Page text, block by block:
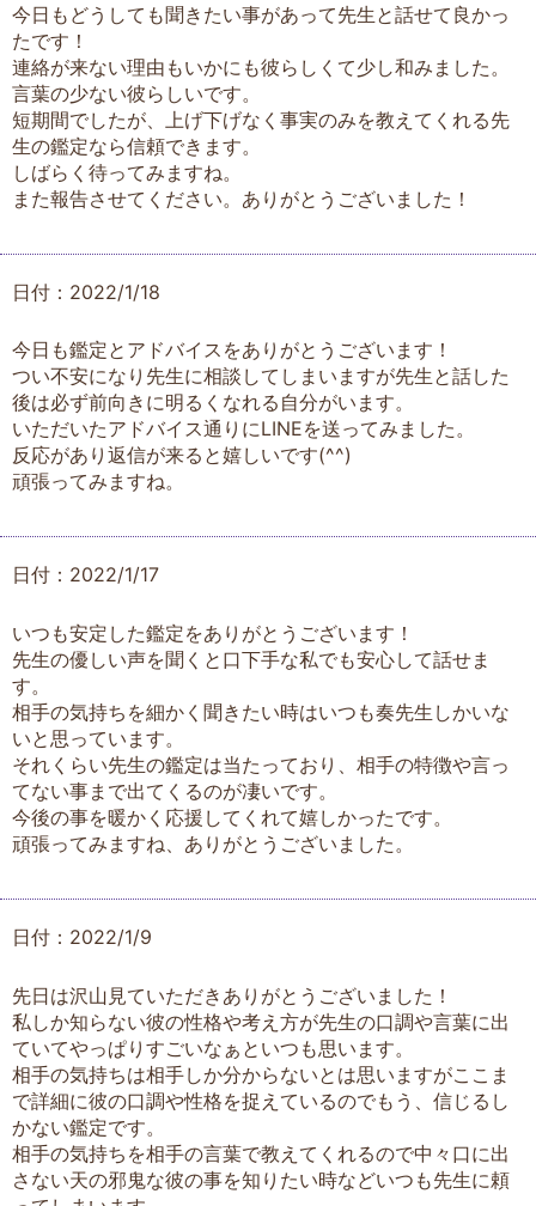
今日もどうしても聞きたい事があって先生と話せて良かっ
たです！
連絡が来ない理由もいかにも彼らしくて少し和みました。
言葉の少ない彼らしいです。
短期間でしたが、上げ下げなく事実のみを教えてくれる先
生の鑑定なら信頼できます。
しばらく待ってみますね。
また報告させてください。ありがとうございました！
日付：2022/1/18
今日も鑑定とアドバイスをありがとうございます！
つい不安になり先生に相談してしまいますが先生と話した
後は必ず前向きに明るくなれる自分がいます。
いただいたアドバイス通りにLINEを送ってみました。
反応があり返信が来ると嬉しいです(^^)
頑張ってみますね。
日付：2022/1/17
いつも安定した鑑定をありがとうございます！
先生の優しい声を聞くと口下手な私でも安心して話せま
す。
相手の気持ちを細かく聞きたい時はいつも奏先生しかいな
いと思っています。
それくらい先生の鑑定は当たっており、相手の特徴や言っ
てない事まで出てくるのが凄いです。
今後の事を暖かく応援してくれて嬉しかったです。
頑張ってみますね、ありがとうございました。
日付：2022/1/9
先日は沢山見ていただきありがとうございました！
私しか知らない彼の性格や考え方が先生の口調や言葉に出
ていてやっぱりすごいなぁといつも思います。
相手の気持ちは相手しか分からないとは思いますがここま
で詳細に彼の口調や性格を捉えているのでもう、信じるし
かない鑑定です。
相手の気持ちを相手の言葉で教えてくれるので中々口に出
さない天の邪鬼な彼の事を知りたい時などいつも先生に頼